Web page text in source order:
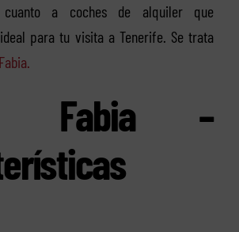
cuanto a coches de alquiler que
para tu visita a Tenerife. Se trata
Fabia –